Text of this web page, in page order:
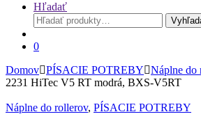
Hľadať
Hľadať:
0
Domov PÍSACIE POTREBY Náplne do
2231 HiTec V5 RT modrá, BXS-V5RT
Náplne do rollerov, PÍSACIE POTREBY